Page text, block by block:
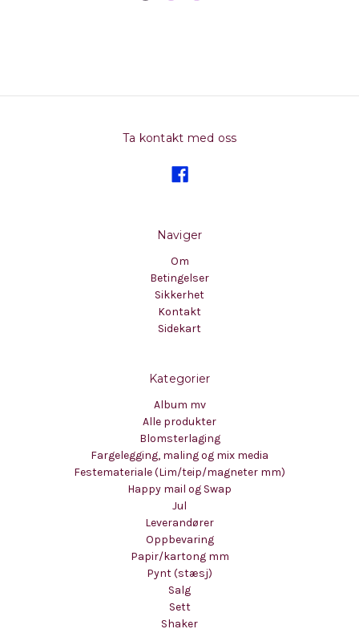
Ta kontakt med oss
Naviger
Om
Betingelser
Sikkerhet
Kontakt
Sidekart
Kategorier
Album mv
Alle produkter
Blomsterlaging
Fargelegging, maling og mix media
Festemateriale (Lim/teip/magneter mm)
Happy mail og Swap
Jul
Leverandører
Oppbevaring
Papir/kartong mm
Pynt (stæsj)
Salg
Sett
Shaker